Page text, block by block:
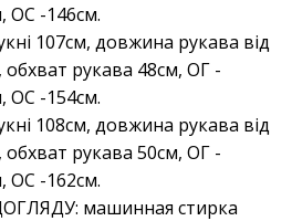
OC -146см.
107см, довжина рукава від
рукава 48см, ОГ -
OC -154см.
108см, довжина рукава від
рукава 50см, ОГ -
OC -162см.
машинная стирка